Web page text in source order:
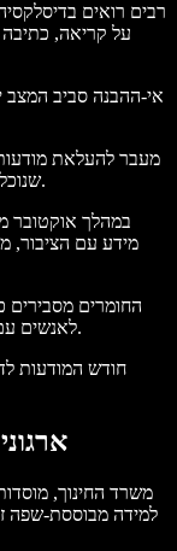
רבים רואים
על קריאה,
אי-ההבנה סביב המצב
מעבר להעלאת
שנוכל לסייע בצורה אפקטיבית לאנשים עם קשיי למידה.
במהלך אוקטובר
מידע עם הציבור,
החומרים מסבירים
לאנשים עם דיסלקסיה בעזרת התאמות קטנות באורח החיים.
חודש המודעות
משרד החינוך,
למידה מבוססת-שפה